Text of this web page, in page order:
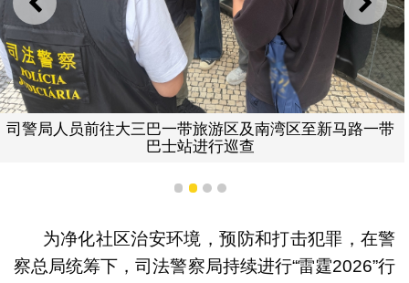
上一则 下一
司警局人员前往大三巴一带旅游区及南湾区至新马路一带
巴士站进行巡查
1 2 3 4
为净化社区治安环境，预防和打击犯罪，在警
察总局统筹下，司法警察局持续进行“雷霆2026”行